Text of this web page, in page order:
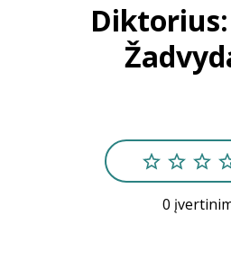
Bibliotekoms
0